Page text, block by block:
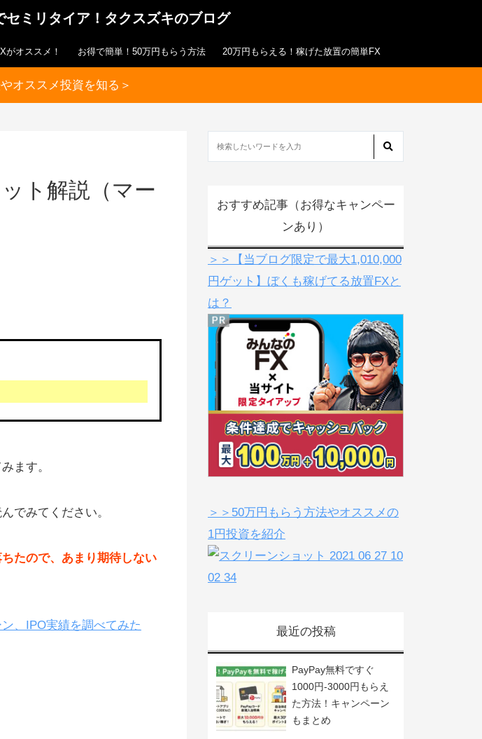
ミリタイア！タクスズキのブログ
がオススメ！ お得で簡単！50万円もらう方法 20万円もらえる！稼げた放置の簡単FX
オススメ投資を知る＞
ト解説（マー
ます。
でみてください。
たので、あまり期待しない
、IPO実績を調べてみた
おすすめ記事（お得なキャンペー
ンあり）
＞＞【当ブログ限定で最大1,010,000
円ゲット】ぼくも稼げてる放置FXと
は？
＞＞50万円もらう方法やオススメの
1円投資を紹介
最近の投稿
PayPay無料ですぐ
1000円-3000円もらえ
た方法！キャンペーン
もまとめ